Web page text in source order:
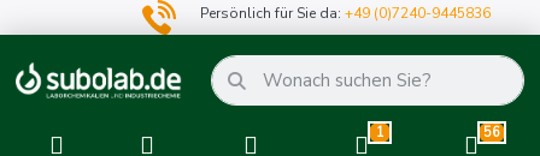
Persönlich für Sie da:+49 (0)7240-9445836
1 56